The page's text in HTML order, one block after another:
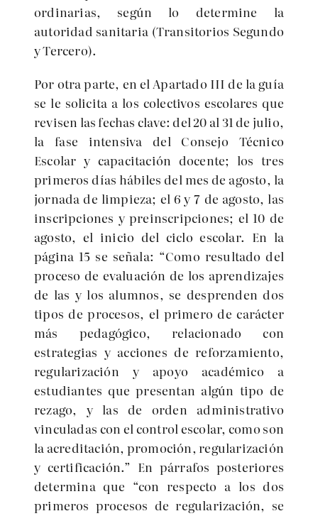
ordinarias, según lo determine la
autoridad sanitaria (Transitorios Segundo
y Tercero).
Por otra parte, en el Apartado III de la guía
se le solicita a los colectivos escolares que
revisen las fechas clave: del 20 al 31 de julio,
la fase intensiva del Consejo Técnico
Escolar y capacitación docente; los tres
primeros días hábiles del mes de agosto, la
jornada de limpieza; el 6 y 7 de agosto, las
inscripciones y preinscripciones; el 10 de
agosto, el inicio del ciclo escolar. En la
página 15 se señala: “Como resultado del
proceso de evaluación de los aprendizajes
de las y los alumnos, se desprenden dos
tipos de procesos, el primero de carácter
más pedagógico, relacionado con
estrategias y acciones de reforzamiento,
regularización y apoyo académico a
estudiantes que presentan algún tipo de
rezago, y las de orden administrativo
vinculadas con el control escolar, como son
la acreditación, promoción, regularización
y certificación.” En párrafos posteriores
determina que “con respecto a los dos
primeros procesos de regularización, se